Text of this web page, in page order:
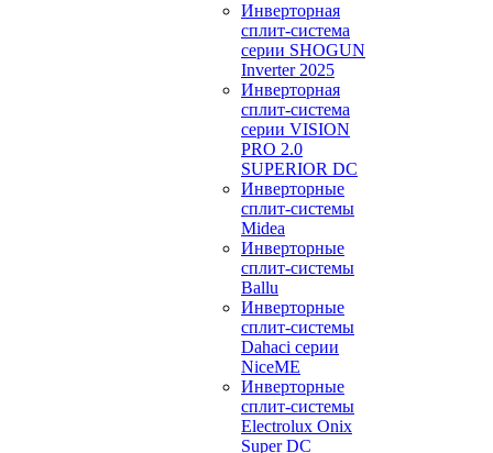
Инверторная
сплит-система
серии SHOGUN
Inverter 2025
Инверторная
сплит-система
серии VISION
PRO 2.0
SUPERIOR DC
Инверторные
сплит-системы
Midea
Инверторные
сплит-системы
Ballu
Инверторные
сплит-системы
Dahaci серии
NiceME
Инверторные
сплит-системы
Electrolux Onix
Super DC